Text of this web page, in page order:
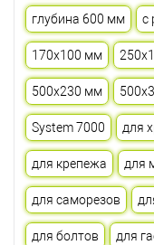
глубина 600 мм с
170х100 мм
500х230 мм
System 7000 для
для крепежа для
для саморезов
для болтов для